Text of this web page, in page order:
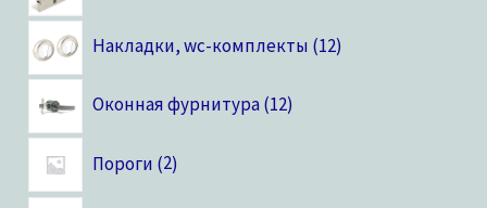
Накладки, wc-комплекты 12
Оконная фурнитура 12
Пороги 2